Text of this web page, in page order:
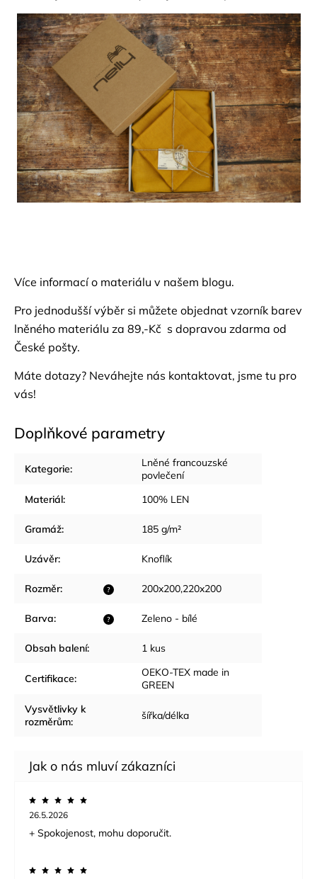
Více informací o materiálu v našem blogu.
Pro jednodušší výběr si můžete objednat vzorník barev
lněného materiálu za 89,-Kč s dopravou zdarma od
České pošty.
Máte dotazy? Neváhejte nás kontaktovat, jsme tu pro
vás!
Doplňkové parametry
Kategorie:
Lněné francouzské
povlečení
Materiál: 100% LEN
Gramáž: 185 g/m²
Uzávěr: Knoflík
?
Rozměr: 200x200,220x200
?
Barva: Zeleno - bílé
Obsah balení: 1 kus
Certifikace:
OEKO-TEX made in
GREEN
Vysvětlivky k
rozměrům: šířka/délka
26.5.2026
+ Spokojenost, mohu doporučit.